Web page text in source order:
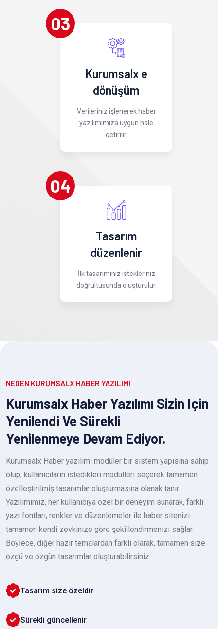
03
Kurumsalx e
dönüşüm
Verileriniz işlenerek haber
yazılımımıza uygun hale
getirilir.
04
Tasarım
düzenlenir
İlk tasarımınız istekleriniz
doğrultusunda oluşturulur.
NEDEN KURUMSALX HABER YAZILIMI
Kurumsalx Haber Yazılımı Sizin Için
Yenilendi Ve Sürekli
Yenilenmeye Devam Ediyor.
Kurumsalx Haber yazılımı modüler bir sistem yapısına sahip
olup, kullanıcıların istedikleri modülleri seçerek tamamen
özelleştirilmiş tasarımlar oluşturmasına olanak tanır.
Yazılımımız, her kullanıcıya özel bir deneyim sunarak, farklı
yazı fontları, renkler ve düzenlemeler ile haber sitenizi
tamamen kendi zevkinize göre şekillendirmenizi sağlar.
Böylece, diğer hazır temalardan farklı olarak, tamamen size
özgü ve özgün tasarımlar oluşturabilirsiniz.
Tasarım size özeldir
Sürekli güncellenir